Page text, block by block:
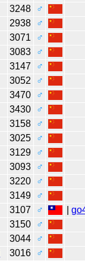
3248
♂
2938
♂
3071
♂
3083
♂
3147
♂
3052
♂
3470
♂
3430
♂
3158
♂
3025
♂
3129
♂
3093
♂
3220
♂
3149
♂
3107 ♂ |
3150
♂
3044
♂
3016
♂